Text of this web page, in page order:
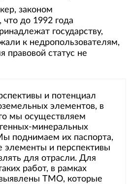
законом
что до 1992 года
государству,
к недропользователям,
правовой статус не
и потенциал
элементов, в
мы осуществляем
минеральных
поднимаем их паспорта,
элементы и перспективы
для отрасли. Для
работ, в рамках
ТМО, которые